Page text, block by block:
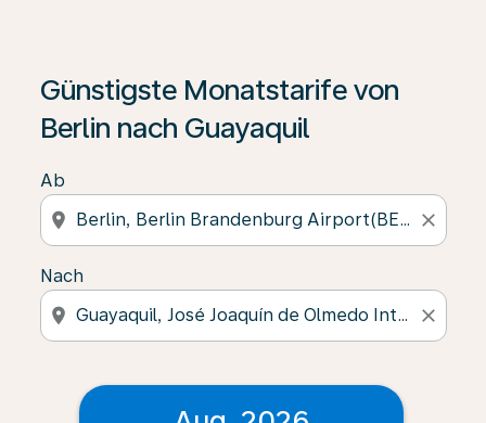
Günstigste Monatstarife von
Berlin nach Guayaquil
Ab
location_on close
Nach
location_on close